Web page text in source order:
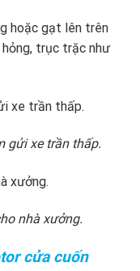
hoặc gạt lên trên
trục trặc như
gửi xe trần thấp.
nhà xưởng.
cửa cuốn